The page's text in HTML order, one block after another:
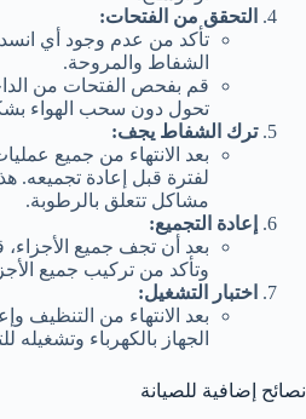
التحقق من الفتحات:
تأكد من عدم وجود أي
الشفاط والمروحة.
قم بفحص الفتحات من
تحول دون سحب الهواء
ترك الشفاط يجف:
بعد الانتهاء من جميع
لفترة قبل إعادة
مشاكل تتعلق بالرطوبة.
إعادة التجميع:
بعد أن تجف جميع
وتأكد من تركيب جميع
اختبار التشغيل:
بعد الانتهاء من التنظيف
الجهاز بالكهرباء
نصائح إضافية للصيانة